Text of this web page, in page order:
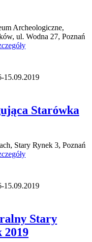
Archeologiczne,
ul. Wodna 27, Poznań
15.09.2019
Starówka
Stary Rynek 3, Poznań
15.09.2019
Stary
2019